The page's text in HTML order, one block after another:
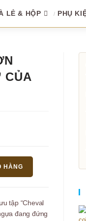
LẺ & HỘP PHỤ
CỦA
HÀNG
tập “Cheval
đang đứng